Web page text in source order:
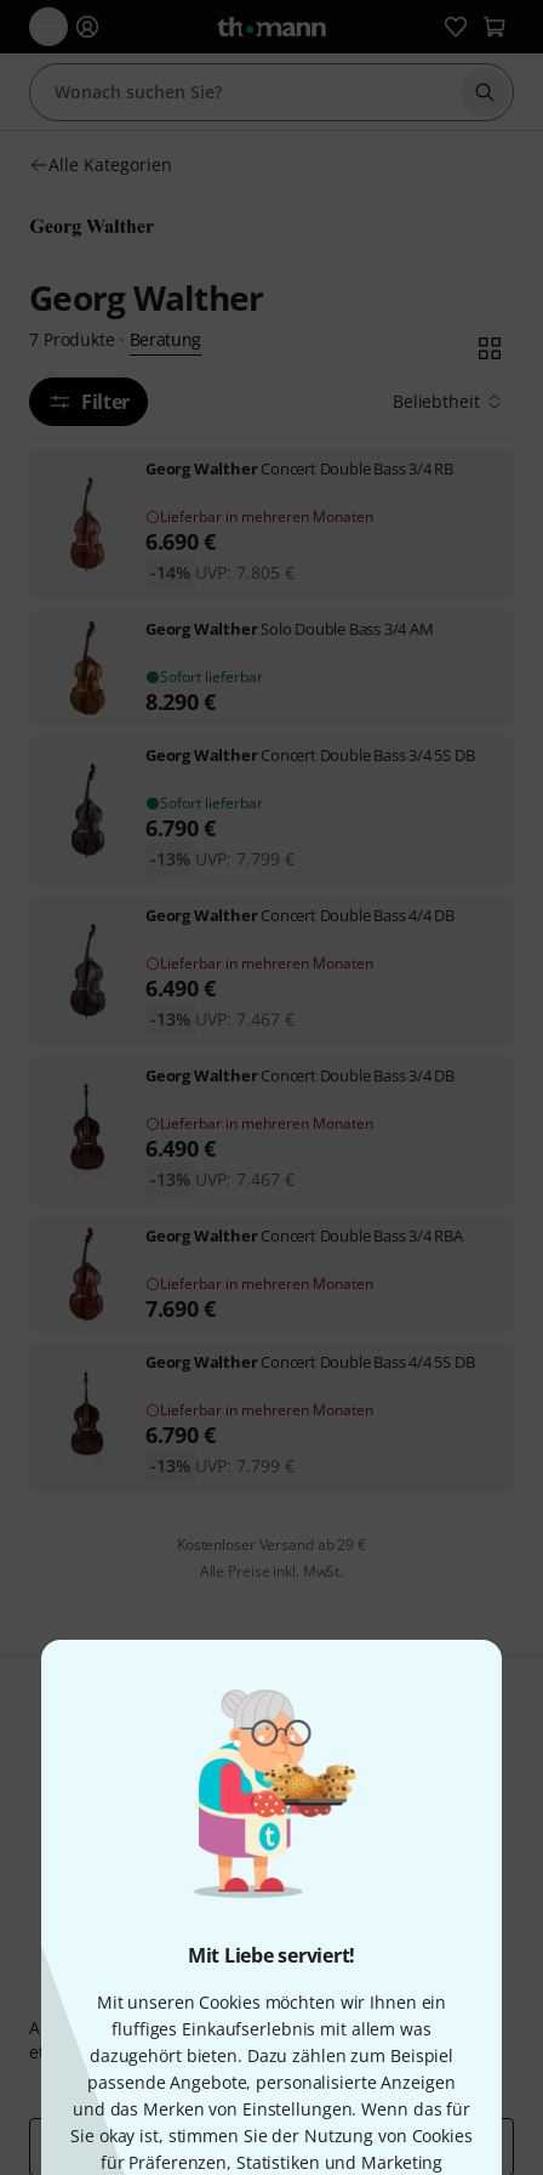
Mit Liebe serviert!
Mit unseren Cookies möchten wir Ihnen ein
fluffiges Einkaufserlebnis mit allem was
dazugehört bieten. Dazu zählen zum Beispiel
passende Angebote, personalisierte Anzeigen
und das Merken von Einstellungen. Wenn das für
Sie okay ist, stimmen Sie der Nutzung von Cookies
für Präferenzen, Statistiken und Marketing
Suche
Alle Kategorien
Georg Walther
7 Produkte · Beratung
Filter Beliebtheit
Georg WaltherConcert Double Bass 3/4 RB
Lieferbar in mehreren Monaten
6.690€
UVP: 7.805 €
-14%
Georg WaltherSolo Double Bass 3/4 AM
Sofort lieferbar
8.290€
Georg WaltherConcert Double Bass 3/4 5S DB
Sofort lieferbar
6.790€
UVP: 7.799 €
-13%
Georg WaltherConcert Double Bass 4/4 DB
Lieferbar in mehreren Monaten
6.490€
UVP: 7.467 €
-13%
Georg WaltherConcert Double Bass 3/4 DB
Lieferbar in mehreren Monaten
6.490€
UVP: 7.467 €
-13%
Georg WaltherConcert Double Bass 3/4 RBA
Lieferbar in mehreren Monaten
7.690€
Georg WaltherConcert Double Bass 4/4 5S DB
Lieferbar in mehreren Monaten
6.790€
UVP: 7.799 €
-13%
Kostenloser Versand ab 29 €
Alle Preise inkl. MwSt.
Gefällt Ihnen, was Sie sehen?
Teilen Hilfe & Feedback
Thomann Newsletter
Abonniere den Thomann Newsletter und gewinne mit
etwas Glück einen von50 Gutscheinenüber jeweils
Inspirierende Beiträge
Deals Thomann Insights
E-Mail-Adresse*